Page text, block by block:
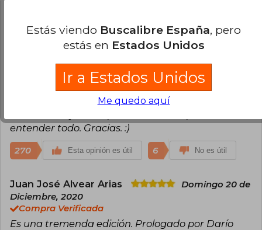
libro: mide 12.5 ancho x 20.5 de largo y es bastante
grueso, también pesa bastante. Sus colores,
subjetivamente puede ser pequeña, me parece
notas a pie de página para quienes no conozcan
entender todo. Gracias. :)
270 Esta opinión es útil 6 No es útil
Juan José Alvear Arias
Domingo 20 de
Diciembre, 2020
Compra Verificada
Es una tremenda edición. Prologado por Darío
Estás viendo Buscalibre España, pero
estás en Estados Unidos
Ir a Estados Unidos
Me quedo aquí